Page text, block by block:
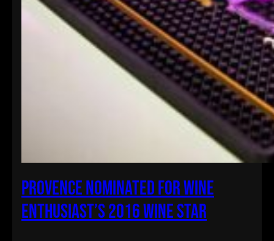
Provence Nominated for Wine
Enthusiast’s 2016 Wine Star